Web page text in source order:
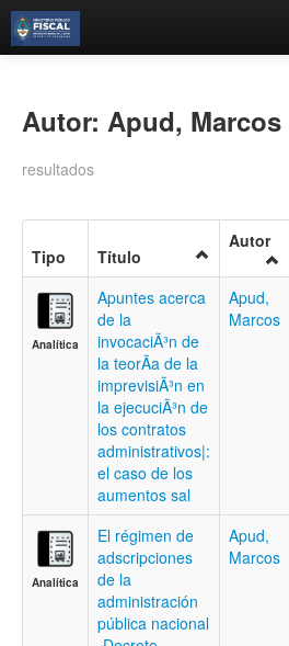
Búsqueda Avanzada
Contacto
Iniciar sesión
Autor: Apud, Marcos
resultados
Tipo Título
Autor
Analítica
Apuntes acerca
de la
invocaciÃ³n de
la teorÃ­a de la
imprevisiÃ³n en
la ejecuciÃ³n de
los contratos
administrativos|:
el caso de los
aumentos sal
Apud,
Marcos
Analítica
El régimen de
adscripciones
de la
administración
pública nacional
Apud,
Marcos